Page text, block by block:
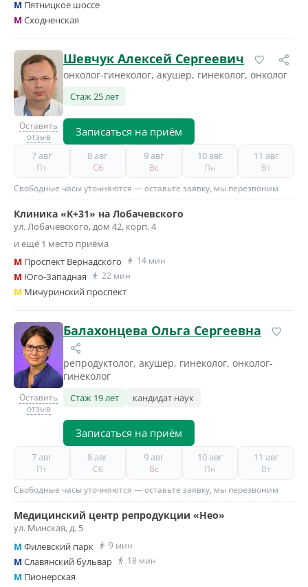
M Пятницкое шоссе
MСходненская
Оставить
отзыв
Шевчук Алексей Сергеевич
онколог-гинеколог, акушер, гинеколог, онколог
Стаж 25 лет
Записаться на приём
7 авг
Пт
8 авг
Сб
9 авг
Вс
10 авг
Пн
11 авг
Вт
Свободные часы уточняются — оставьте заявку, мы перезвоним
Клиника «К+31» на Лобачевского
ул. Лобачевского, дом 42, корп. 4
и ещё 1 место приёма
M Проспект Вернадского 14 мин
M Юго-Западная 22 мин
M Мичуринский проспект
Оставить
отзыв
Балахонцева Ольга Сергеевна
репродуктолог, акушер, гинеколог, онколог-
гинеколог
Стаж 19 лет кандидат наук
Записаться на приём
7 авг
Пт
8 авг
Сб
9 авг
Вс
10 авг
Пн
11 авг
Вт
Свободные часы уточняются — оставьте заявку, мы перезвоним
Медицинский центр репродукции «Нео»
ул. Минская, д. 5
MФилевский парк 9 мин
MСлавянский бульвар 18 мин
M Пионерская